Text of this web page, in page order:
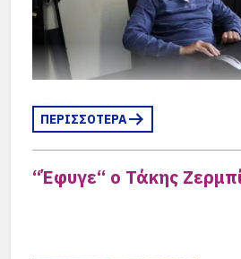
DESIGN με αντικείμενο την
μηχανοκίνητων και ιστιοφόρων
ΠΕΡΙΣΣΟΤΕΡΑ
“Έφυγε“ ο Τάκης